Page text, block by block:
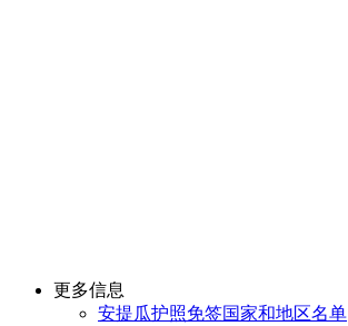
更多信息
安提瓜护照免签国家和地区名单